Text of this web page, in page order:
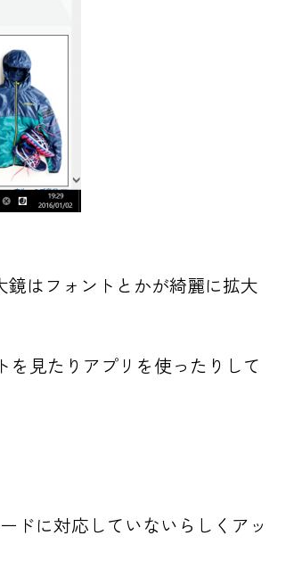
はフォントとかが綺麗に拡大
見たりアプリを使ったりして
ドに対応していないらしくアッ